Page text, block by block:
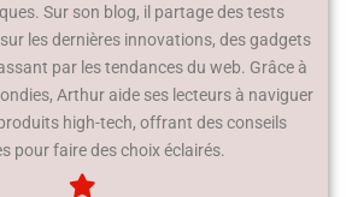
Sur son blog, il partage des tests
les dernières innovations, des gadgets
par les tendances du web. Grâce à
Arthur aide ses lecteurs à naviguer
high-tech, offrant des conseils
pour faire des choix éclairés.